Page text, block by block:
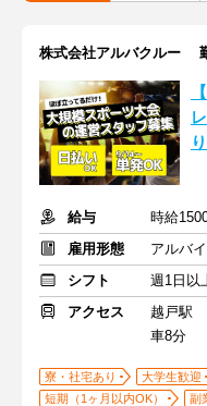
株式会社アルバクルー
給与
時給
雇用形態
アルバ
シフト
週1日以
アクセス
越戸駅
車8分
寮・社宅あり 大学生歓迎
短期（1ヶ月以内OK）
副